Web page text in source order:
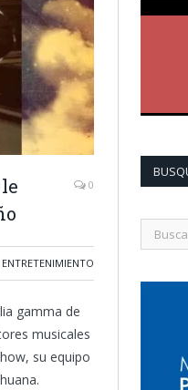
0
ENTRETENIMIENTO
gamma de
musicales
su equipo